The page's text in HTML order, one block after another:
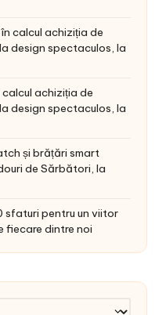
calcul achiziția de
design spectaculos, la
calcul achiziția de
design spectaculos, la
și brățări smart
de Sărbători, la
sfaturi pentru un viitor
fiecare dintre noi